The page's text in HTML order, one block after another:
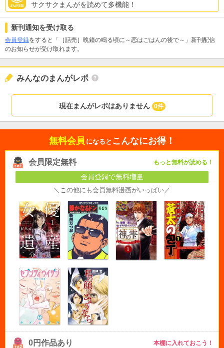
サクサクまんがを読めて多機能！
新刊通知を受け取る
会員登録をすると「［話売］晩鐘の鳴る頃に～恋はごはんの後で～」新刊配信
のお知らせが受け取れます。
みんなのまんがレポ
現在まんがレポはありません 0件
無料会員 になると こんなにお得！
会員限定無料 もっと無料が読める！
会員登録で無料増量
＼この他にも会員無料漫画がいっぱい／
0円作品あり 本棚に入れておこう！